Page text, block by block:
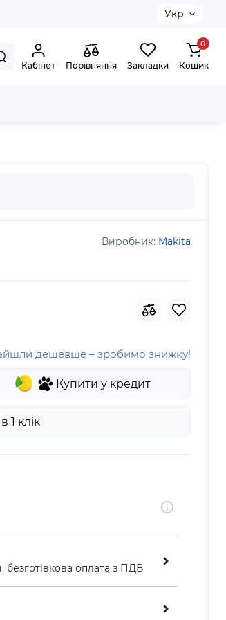
Укр
Кабінет Порівняння Закладки
0
Кошик
Виробник: Makita
дешевше – зробимо знижку!
Купити у кредит
1 клiк
безготівкова оплата з ПДВ
перед оплатою